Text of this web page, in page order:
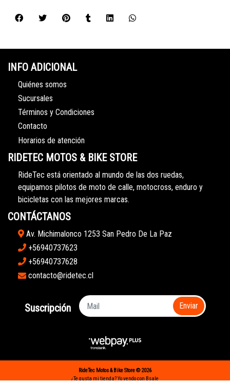
INFO ADICIONAL
Quiénes somos
Sucursales
Términos y Condiciones
Contacto
Horarios de atención
RIDETEC MOTOS & BIKE STORE
RideTec está orientado al mundo de las dos ruedas,
equipamos pilotos de moto de calle, motocross, enduro y
bicicletas con las mejores marcas.
CONTÁCTANOS
Av. Michimalonco 1253 San Pedro De La Paz
+56940737623
+56940737628
contacto@ridetec.cl
Suscripción Enviar
RideTec Motos & Bike Store © 2026
¿Te gusta mi tienda? Yo vendo con Bsale